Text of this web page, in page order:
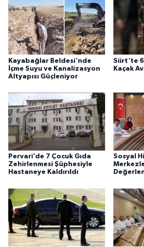
Kayabağlar Beldesi'nde
İçme Suyu ve Kanalizasyon
Altyapısı Güçleniyor
Siirt'te 6
Kaçak
Pervari’de 7 Çocuk Gıda
Zehirlenmesi Şüphesiyle
Hastaneye Kaldırıldı
Sosyal